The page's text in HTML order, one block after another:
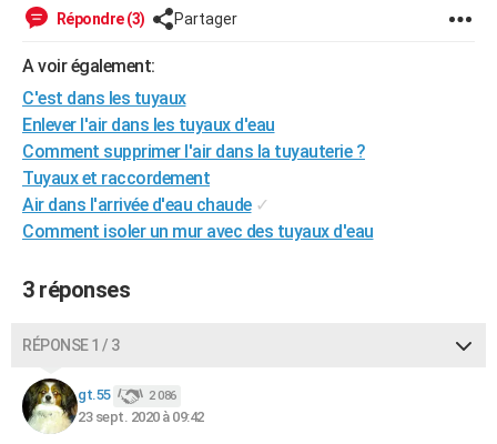
Alimentation
Guide de la santé
Maladies
Médicaments
Sommeil
VOYAGE
Destinations
City break
Voyage nature
Voyage de noces
Forum
Climat
PHOTO
GUIDES D'ACHAT
BONS PLANS
CARTE DE VOEUX
Carte de Noël
Carte Bonne année
Carte Saint-Valentin
Carte Pâques
Carte d'anniversaire
DICTIONNAIRE
Dictionnaire
Biographies
Citations
Expressions
Proverbes
PROGRAMME TV
AVIS DE DÉCÈS
FORUM
Répondre (3) Partager
A voir également:
C'est dans les tuyaux
Enlever l'air dans les tuyaux d'eau
Comment supprimer l'air dans la tuyauterie ?
Tuyaux et raccordement
Air dans l'arrivée d'eau chaude ✓
Comment isoler un mur avec des tuyaux d'eau
3 réponses
RÉPONSE 1 / 3
gt.55 2 086
23 sept. 2020 à 09:42